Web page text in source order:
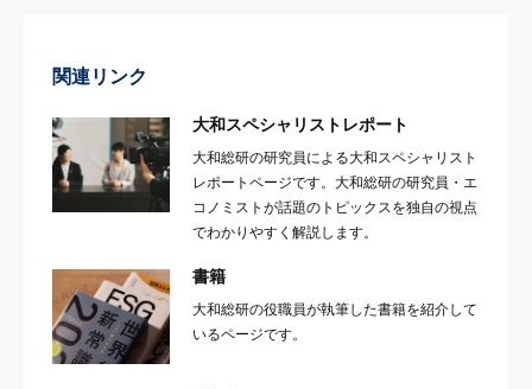
関連リンク
大和スペシャリストレポート
大和総研の研究員による大和スペシャリスト
レポートページです。大和総研の研究員・エ
コノミストが話題のトピックスを独自の視点
でわかりやすく解説します。
書籍
大和総研の役職員が執筆した書籍を紹介して
いるページです。